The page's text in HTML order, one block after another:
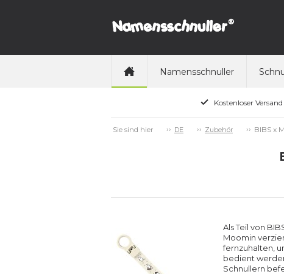
Namensschnuller
Kostenloser
Sie sind hier DE Zubehör BIBS x
Als Teil von
Moomin
fernzuhalten,
bedient
Schnullern